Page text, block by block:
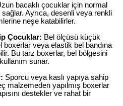
bacaklı çocuklar için normal
Ayrıca, desenli veya renkli
neşe katabilirler.
Çocuklar: Bel ölçüsü küçük
veya elastik bel bandına
Bu tarz boxerlar, bel bölgesini
sunar.
Sporcu veya kaslı yapıya sahip
malzemeden yapılmış boxerlar
destekler ve rahat bir